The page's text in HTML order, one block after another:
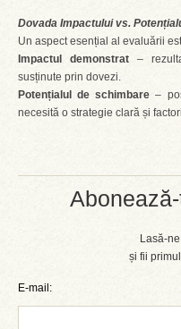
Lasă-
și fii
E-mail:
Dovada Impactului vs.
Un aspect esențial al evaluării
Impactul demonstrat–
susținute prin dovezi.
Potențialul de schimbare–
necesită o strategie clară și